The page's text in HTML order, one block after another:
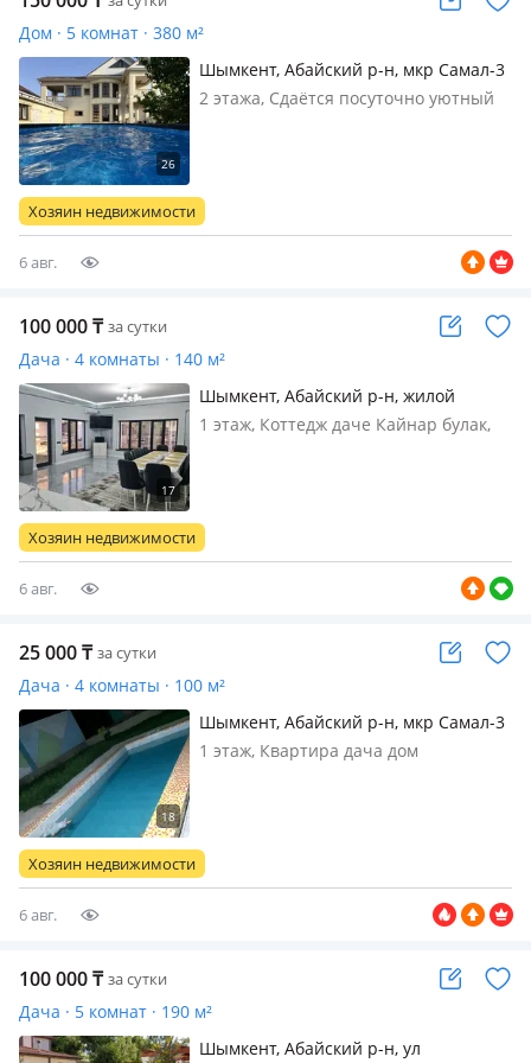
Дом · 5 комнат · 380 м²
Шымкент, Абайский р-н, мкр Самал-3
3183
2 этажа, Сдаётся посуточно уютный
Использованы турецкие и
итальянские материалы. Подходит
Хозяин недвижимости
6 авг.
100 000₸ за сутки
Дача · 4 комнаты · 140 м²
Шымкент, Абайский р-н, жилой
массив Кайнар Булак, Степная 3 а —
1 этаж, Коттедж даче Кайнар булак,
кальян. ВЫХОДНЫЕ 150000
Хозяин недвижимости
6 авг.
25 000₸ за сутки
Дача · 4 комнаты · 100 м²
Шымкент, Абайский р-н, мкр Самал-3
1 — Манаса 1
1 этаж, Квартира дача дом
углей не надо! Веранда! Караоке
смарт тв светомузыка посуда мангал
Хозяин недвижимости
6 авг.
100 000₸ за сутки
Дача · 5 комнат · 190 м²
Шымкент, Абайский р-н, ул